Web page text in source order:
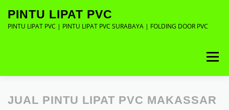
konten
PINTU LIPAT PVC
PINTU LIPAT PVC | PINTU LIPAT PVC SURABAYA | FOLDING DOOR PVC
Menu
ABOUT GALLERY CONTACT
JUAL PINTU LIPAT PVC MAKASSAR